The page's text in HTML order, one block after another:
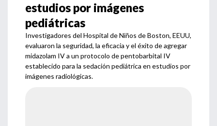
estudios por imágenes
pediátricas
Investigadores del Hospital de Niños de Boston, EEUU,
evaluaron la seguridad, la eficacia y el éxito de agregar
midazolam IV a un protocolo de pentobarbital IV
establecido para la sedación pediátrica en estudios por
imágenes radiológicas.